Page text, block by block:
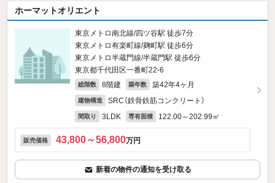
ホーマットオリエント
東京メトロ南北線/四ツ谷駅 徒歩7分
東京メトロ有楽町線/麹町駅 徒歩6分
東京メトロ半蔵門線/半蔵門駅 徒歩6分
東京都千代田区一番町22‐6
総階数 8階建 築年数 築42年4ヶ月
建物構造 SRC（鉄骨鉄筋コンクリート）
間取り 3LDK 専有面積 122.00～202.99㎡
販売価格 43,800～56,800万円
新着の物件の通知を受け取る